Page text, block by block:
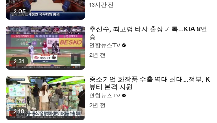
2:05
13시간 전
2:31
추신수, 최고령 타자 출장 기록…KIA 8연
승
연합뉴스TV
2년 전
2:18
중소기업 화장품 수출 역대 최대…정부, K
뷰티 본격 지원
연합뉴스TV
2년 전